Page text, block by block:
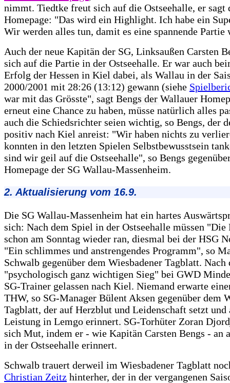
nimmt. Tiedtke freut sich auf die Ostseehalle, er sagt
Homepage: "Das wird ein Highlight. Ich habe ein
Wir werden alles tun, damit es eine spannende Partie
Auch der neue Kapitän der SG, Linksaußen Carsten
sich auf die Partie in der Ostseehalle. Er war auch
Erfolg der Hessen in Kiel dabei, als Wallau in der
2000/2001 mit 28:26 (13:12) gewann (siehe
war mit das Grösste", sagt Bengs der Wallauer
erneut eine Chance zu haben, müsse natürlich alles
auch die Schiedsrichter seien wichtig, so Bengs, der
positiv nach Kiel anreist: "Wir haben nichts zu
konnten in den letzten Spielen Selbstbewusstsein
sind wir geil auf die Ostseehalle", so Bengs
Homepage der SG Wallau-Massenheim.
2. Aktualisierung vom 16.9.
Die SG Wallau-Massenheim hat ein hartes
sich: Nach dem Spiel in der Ostseehalle müssen "Die
schon am Sonntag wieder ran, diesmal bei der HSG
"Ein schlimmes und anstrengendes Programm", so
Schwalb gegenüber dem Wiesbadener Tagblatt.
"psychologisch ganz wichtigen Sieg" bei GWD
SG-Trainer gelassen nach Kiel. Niemand erwarte
THW, so SG-Manager Bülent Aksen gegenüber dem
Tagblatt, der auf Herzblut und Leidenschaft setzt und
Leistung in Lemgo erinnert. SG-Torhüter Zoran
sich Mut, indem er - wie Kapitän Carsten Bengs - an
in der Ostseehalle erinnert.
Schwalb trauert derweil im Wiesbadener Tagblatt
Christian Zeitz hinterher, der in der vergangenen